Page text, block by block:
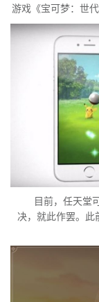
游戏《宝可梦：世
目前，任天堂
决，就此作罢。此